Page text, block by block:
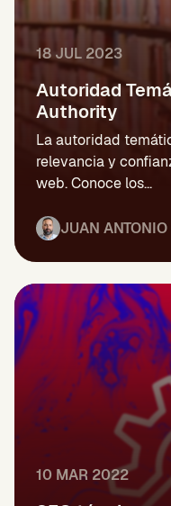
18 JUL 2023
Autoridad
Authority
La autoridad
relevancia y
web. Conoce los...
JUAN
10 MAR 2022